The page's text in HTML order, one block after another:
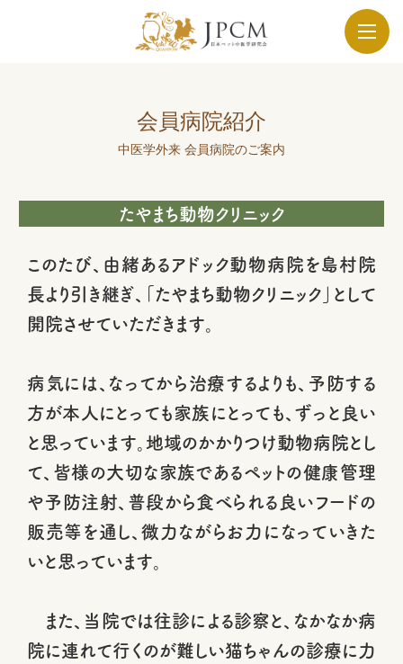
会員病院紹介
中医学外来 会員病院のご案内
たやまち動物クリニック
このたび、由緒あるアドック動物病院を島村院
長より引き継ぎ、「たやまち動物クリニック」として
開院させていただきます。
病気には、なってから治療するよりも、予防する
方が本人にとっても家族にとっても、ずっと良い
と思っています。地域のかかりつけ動物病院とし
て、皆様の大切な家族であるペットの健康管理
や予防注射、普段から食べられる良いフードの
販売等を通し、微力ながらお力になっていきた
いと思っています。
また、当院では往診による診察と、なかなか病
院に連れて行くのが難しい猫ちゃんの診療に力